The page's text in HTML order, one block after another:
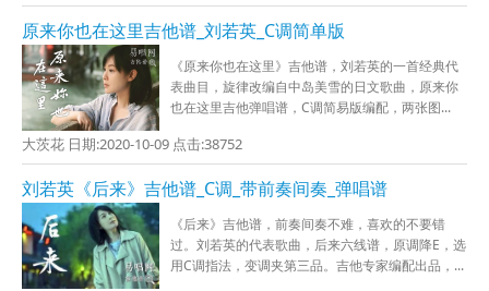
原来你也在这里吉他谱_刘若英_C调简单版
《原来你也在这里》吉他谱，刘若英的一首经典代
表曲目，旋律改编自中岛美雪的日文歌曲，原来你
也在这里吉他弹唱谱，C调简易版编配，两张图...
大茨花 日期:2020-10-09 点击:38752
刘若英《后来》吉他谱_C调_带前奏间奏_弹唱谱
《后来》吉他谱，前奏间奏不难，喜欢的不要错
过。刘若英的代表歌曲，后来六线谱，原调降E，选
用C调指法，变调夹第三品。吉他专家编配出品，...